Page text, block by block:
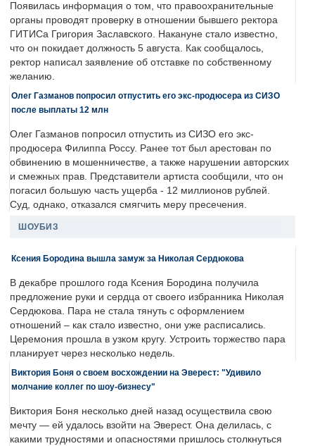
Появилась информация о том, что правоохранительные
органы проводят проверку в отношении бывшего ректора
ГИТИСа Григория Заславского. Накануне стало известно,
что он покидает должность 5 августа. Как сообщалось,
ректор написал заявление об отставке по собственному
желанию.
Олег Газманов попросил отпустить его экс-продюсера из СИЗО
после выплаты 12 млн
Олег Газманов попросил отпустить из СИЗО его экс-
продюсера Филиппа Россу. Ранее тот был арестован по
обвинению в мошенничестве, а также нарушении авторских
и смежных прав. Представители артиста сообщили, что он
погасил большую часть ущерба - 12 миллионов рублей.
Суд, однако, отказался смягчить меру пресечения.
ШОУБИЗ
Ксения Бородина вышла замуж за Николая Сердюкова
В декабре прошлого года Ксения Бородина получила
предложение руки и сердца от своего избранника Николая
Сердюкова. Пара не стала тянуть с оформлением
отношений – как стало известно, они уже расписались.
Церемония прошла в узком кругу. Устроить торжество пара
планирует через несколько недель.
Виктория Боня о своем восхождении на Эверест: "Удивило
молчание коллег по шоу-бизнесу"
Виктория Боня несколько дней назад осуществила свою
мечту — ей удалось взойти на Эверест. Она делилась, с
какими трудностями и опасностями пришлось столкнуться